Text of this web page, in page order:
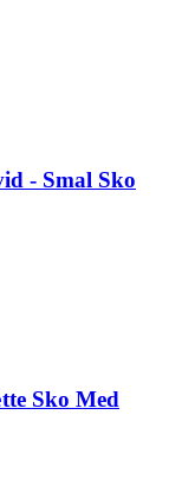
- Smal Sko
Sko Med